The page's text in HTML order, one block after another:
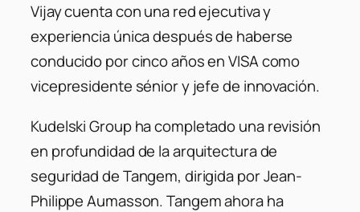
Vijay cuenta con una red ejecutiva y
experiencia única después de haberse
conducido por cinco años en VISA como
vicepresidente sénior y jefe de innovación.
Kudelski Group ha completado una revisión
en profundidad de la arquitectura de
seguridad de Tangem, dirigida por Jean-
Philippe Aumasson. Tangem ahora ha